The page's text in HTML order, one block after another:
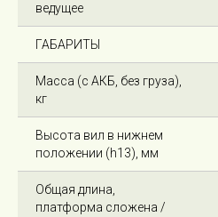
ведущее
ГАБАРИТЫ
Масса (с АКБ, без груза),
кг
Высота вил в нижнем
положении (h13), мм
Общая длина,
платформа сложена /